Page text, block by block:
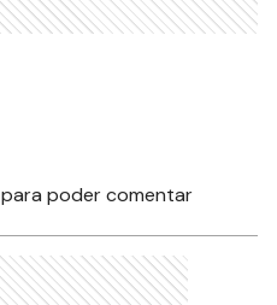
para poder comentar